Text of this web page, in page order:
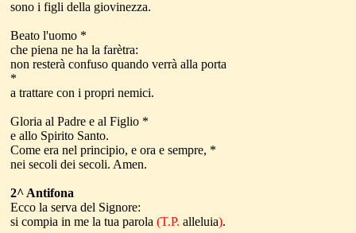
sono i figli della giovinezza.
Beato l'uomo *
che piena ne ha la farètra:
non resterà confuso quando verrà alla porta
*
a trattare con i propri nemici.
Gloria al Padre e al Figlio *
e allo Spirito Santo.
Come era nel principio, e ora e sempre, *
nei secoli dei secoli. Amen.
2^ Antifona
Ecco la serva del Signore:
si compia in me la tua parola (T.P. alleluia).